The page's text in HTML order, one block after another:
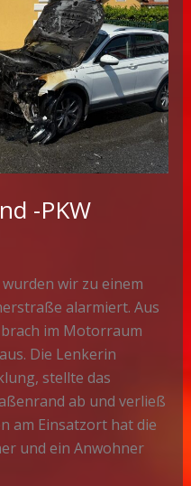
-PKW
wurden wir zu einem
alarmiert. Aus
im Motorraum
Die Lenkerin
stellte das
ab und verließ
am Einsatzort hat die
und ein Anwohner